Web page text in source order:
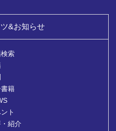
&お知らせ
索
籍
ト
紹介